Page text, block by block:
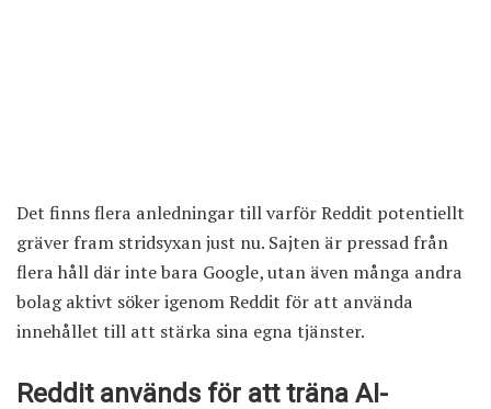
Det finns flera anledningar till varför Reddit potentiellt
gräver fram stridsyxan just nu. Sajten är pressad från
flera håll där inte bara Google, utan även många andra
bolag aktivt söker igenom Reddit för att använda
innehållet till att stärka sina egna tjänster.
Reddit används för att träna AI-